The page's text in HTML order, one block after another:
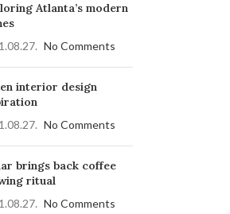
Atlanta’s modern
No Comments
interior design
No Comments
brings back coffee
ritual
No Comments